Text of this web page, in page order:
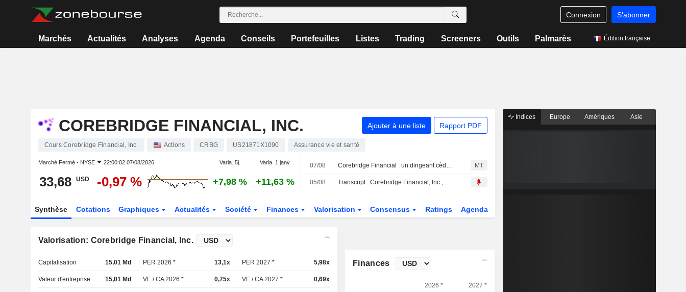
Connexion S'abonner
Marchés Actualités Analyses Agenda Conseils Portefeuilles Listes Trading Screeners Outils Palmarès Édition française
COREBRIDGE FINANCIAL, INC. Ajouter à une liste Rapport PDF
Cours Corebridge Financial, Inc. Actions CRBG US21871X1090 Assurance vie et santé
Marché Fermé - NYSE 22:00:02 07/08/2026 Varia. 5j. Varia. 1 janv.
33,68 USD -0,97 % +7,98 % +11,63 %
07/08 Corebridge Financial : un dirigeant cède pour 422 076 $ d'actions, selon un document de la SEC MT
05/08 Transcript : Corebridge Financial, Inc., Q2 2026 Earnings Call, Aug 05, 2026
Synthèse Cotations Graphiques Actualités Société Finances Valorisation Consensus Ratings Agenda
Valorisation: Corebridge Financial, Inc.
Capitalisation 15,01 Md PER 2026 * 13,1x PER 2027 * 5,98x
Valeur d'entreprise 15,01 Md VE / CA 2026 * 0,75x VE / CA 2027 * 0,69x
Finances
2026 * 2027 *
Indices Europe Amériques Asie